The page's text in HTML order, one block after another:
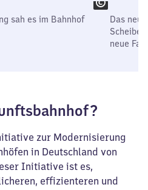
sah es im Bahnhof
Das
neue
zur Modernisierung
in Deutschland von
Initiative ist es,
effizienteren und